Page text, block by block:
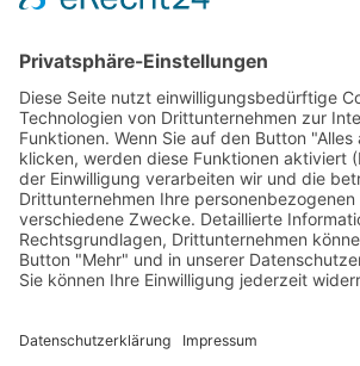
Karriere
Booklet
SalesTools
green vibes
Auf dem Weg in eine
lebenswerte Zukunft